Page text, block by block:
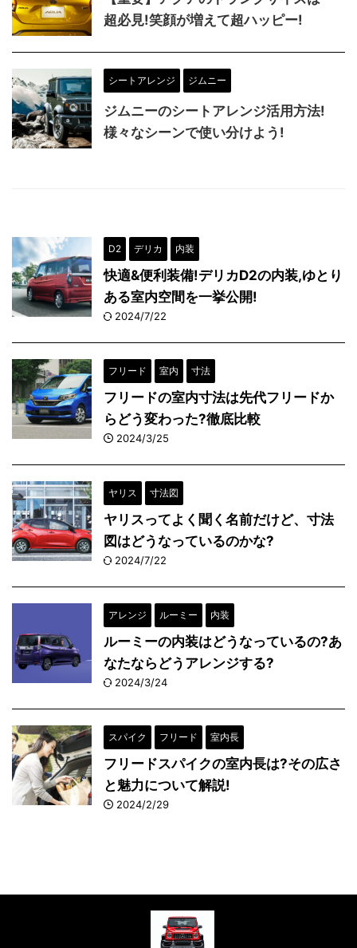
超必見!笑顔が増えて超ハッピー!
シートアレンジ ジムニー
ジムニーのシートアレンジ活用方法!
様々なシーンで使い分けよう!
D2 デリカ 内装
快適&便利装備!デリカD2の内装,ゆとり
ある室内空間を一挙公開!
2024/7/22
フリード 室内 寸法
フリードの室内寸法は先代フリードか
らどう変わった?徹底比較
2024/3/25
ヤリス 寸法図
ヤリスってよく聞く名前だけど、寸法
図はどうなっているのかな?
2024/7/22
アレンジ ルーミー 内装
ルーミーの内装はどうなっているの?あ
なたならどうアレンジする?
2024/3/24
スパイク フリード 室内長
フリードスパイクの室内長は?その広さ
と魅力について解説!
2024/2/29